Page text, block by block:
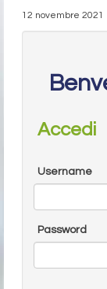
12 novembre 2021
Accedi
Username
Password